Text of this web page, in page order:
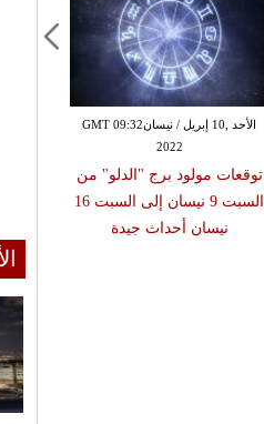
الأحد ,10 إبريل / نيسانGMT 09:32
2022
توقعات مولود برج "الدلو" من
السبت 9 نيسان إلى السبت 16
نيسان أحداث جيدة